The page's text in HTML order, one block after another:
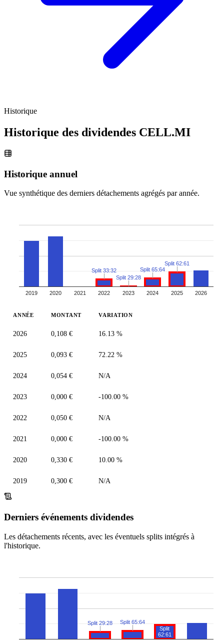
Historique
Historique des dividendes CELL.MI
Historique annuel
Vue synthétique des derniers détachements agrégés par année.
2019 2020 2021 2022 2023 2024 2025 2026
Split 33:32
Split 29:28
Split 65:64
Split 62:61
ANNÉE MONTANT VARIATION
2026 0,108 € 16.13 %
2025 0,093 € 72.22 %
2024 0,054 € N/A
2023 0,000 € -100.00 %
2022 0,050 € N/A
2021 0,000 € -100.00 %
2020 0,330 € 10.00 %
2019 0,300 € N/A
Derniers événements dividendes
Les détachements récents, avec les éventuels splits intégrés à
l'historique.
Split 29:28
Split 65:64
Split
62:61